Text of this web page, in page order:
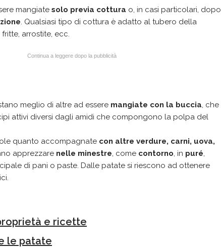
mangiate solo previa cottura o, in casi particolari, dopo
. Qualsiasi tipo di cottura è adatto al tubero della
arrostite, ecc.
Continua a leggere dopo la pubblicità
meglio di altre ad essere mangiate con la buccia, che
attivi diversi dagli amidi che compongono la polpa del
quanto accompagnate con altre verdure, carni, uova,
apprezzare nelle minestre, come contorno, in puré,
di pani o paste. Dalle patate si riescono ad ottenere
e ricette
le patate